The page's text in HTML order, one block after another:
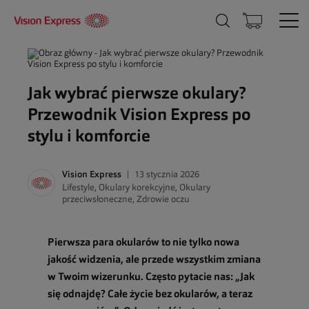
Jak wybrać pierwsze okulary?
Przewodnik Vision Express po
stylu i komforcie
Vision Express
13 stycznia 2026
Lifestyle, Okulary korekcyjne, Okulary
przeciwsłoneczne, Zdrowie oczu
Pierwsza para okularów to nie tylko nowa
jakość widzenia, ale przede wszystkim zmiana
w Twoim wizerunku. Często pytacie nas: „Jak
się odnajdę? Całe życie bez okularów, a teraz